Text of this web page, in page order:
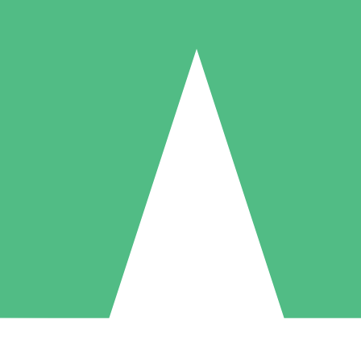
Packs de Crédits Individuels
à l'utilisation avec des crédits de téléchargement. Sans engagement
5 Téléchargements
US$